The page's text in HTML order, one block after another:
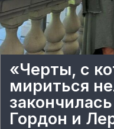
«Черты, с
мириться
Гордон и